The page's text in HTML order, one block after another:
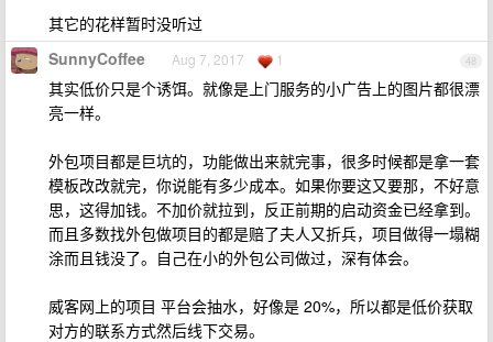
其它的花样暂时没听过
48
SunnyCoffee Aug 7, 2017 1
其实低价只是个诱饵。就像是上门服务的小广告上的图片都很漂
亮一样。
外包项目都是巨坑的，功能做出来就完事，很多时候都是拿一套
模板改改就完，你说能有多少成本。如果你要这又要那，不好意
思，这得加钱。不加价就拉到，反正前期的启动资金已经拿到。
而且多数找外包做项目的都是赔了夫人又折兵，项目做得一塌糊
涂而且钱没了。自己在小的外包公司做过，深有体会。
威客网上的项目 平台会抽水，好像是 20%，所以都是低价获取
对方的联系方式然后线下交易。